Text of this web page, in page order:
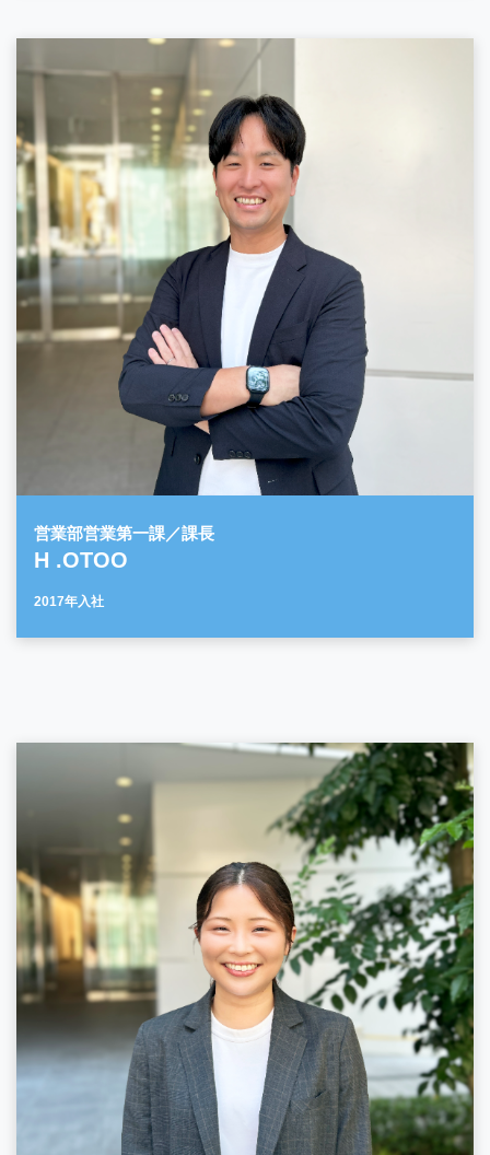
営業部営業第一課／課長
H .OTOO
2017年入社